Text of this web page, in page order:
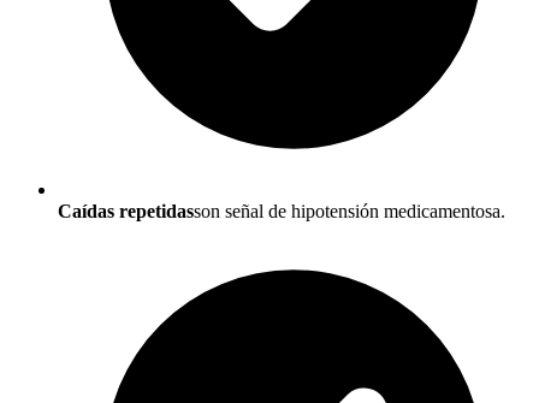
Caídas repetidasson señal de hipotensión medicamentosa.